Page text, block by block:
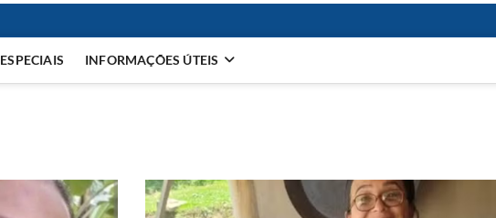
ESPECIAIS INFORMAÇÕES ÚTEIS